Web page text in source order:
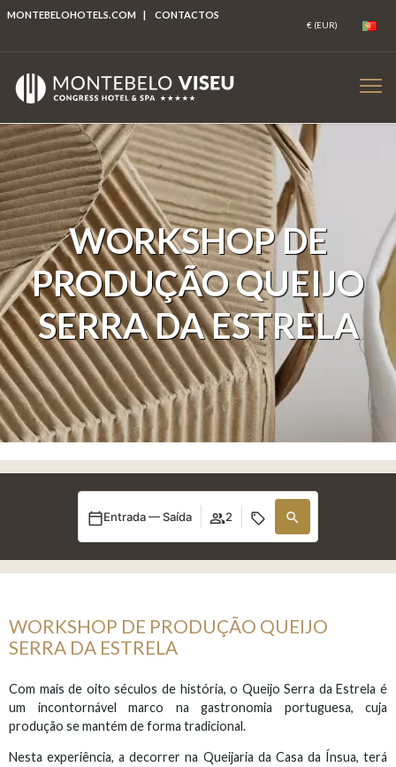
MONTEBELOHOTELS.COM | CONTACTOS
WORKSHOP DE
PRODUÇÃO QUEIJO
SERRA DA ESTRELA
Entrada — Saída 2
WORKSHOP DE PRODUÇÃO QUEIJO
SERRA DA ESTRELA
Com mais de oito séculos de história, o Queijo Serra da Estrela é
um incontornável marco na gastronomia portuguesa, cuja
produção se mantém de forma tradicional.
Nesta experiência, a decorrer na Queijaria da Casa da Ínsua, terá